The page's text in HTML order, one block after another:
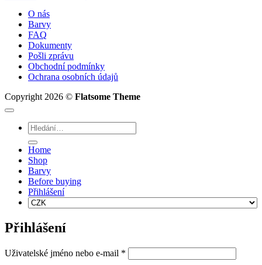
O nás
Barvy
FAQ
Dokumenty
Pošli zprávu
Obchodní podmínky
Ochrana osobních údajů
Copyright 2026 © Flatsome Theme
Hledat:
Home
Shop
Barvy
Before buying
Přihlášení
Přihlášení
Uživatelské jméno nebo e-mail *